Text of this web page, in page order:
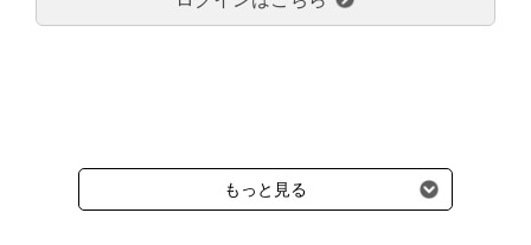
負担頂きます。
受けます。
もっと見る